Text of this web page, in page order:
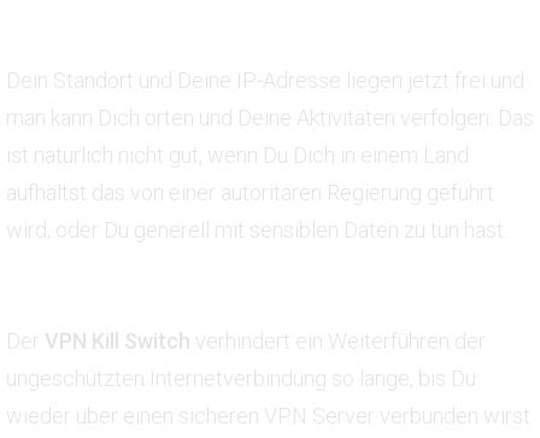
Dein Standort und Deine IP-Adresse liegen jetzt frei und
man kann Dich orten und Deine Aktivitäten verfolgen. Das
ist natürlich nicht gut, wenn Du Dich in einem Land
aufhältst das von einer autoritären Regierung geführt
wird, oder Du generell mit sensiblen Daten zu tun hast.
Der VPN Kill Switch verhindert ein Weiterführen der
ungeschützten Internetverbindung so lange, bis Du
wieder über einen sicheren VPN Server verbunden wirst.